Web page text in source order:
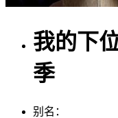
我的下
季
别名：